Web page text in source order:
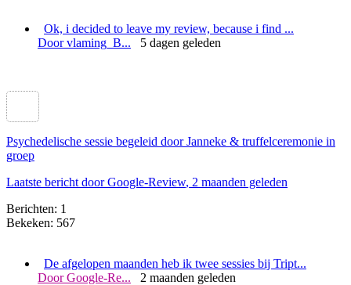
​Ok, i decided to leave my review, because i find ...
Door vlaming_B... 5 dagen geleden
Psychedelische sessie begeleid door Janneke & truffelceremonie in
groep
Laatste bericht door Google-Review, 2 maanden geleden
Berichten: 1
Bekeken: 567
De afgelopen maanden heb ik twee sessies bij Tript...
Door Google-Re... 2 maanden geleden